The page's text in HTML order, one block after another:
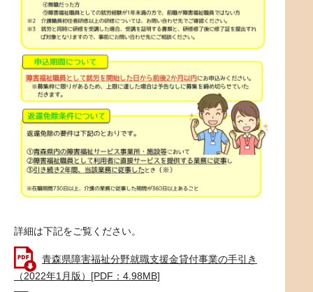
詳細は下記をご覧ください。
青森県障害福祉分野就職支援金貸付事業の手引き
（2022年1月版）[PDF：4.98MB]